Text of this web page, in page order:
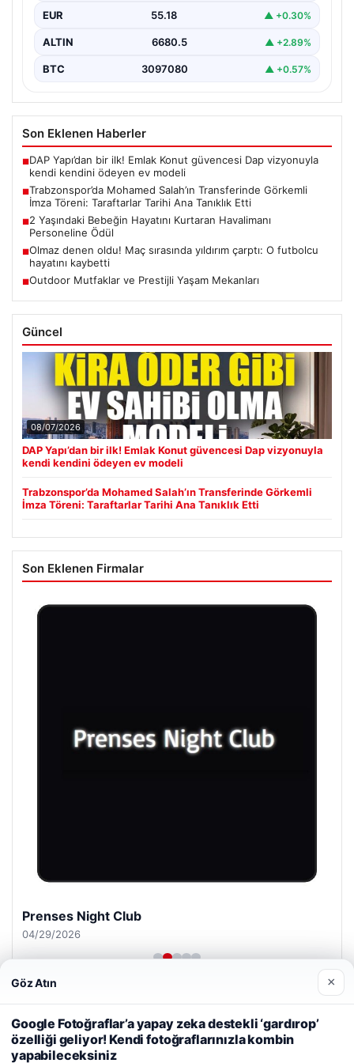
yaşıyor. Yoğun ilgiyle karşılanan…
EUR 55.18 ▲ +0.30%
ALTIN 6680.5 ▲ +2.89%
BTC 3097080 ▲ +0.57%
Son Eklenen Haberler
■DAP Yapı’dan bir ilk! Emlak Konut güvencesi Dap vizyonuyla
kendi kendini ödeyen ev modeli
■Trabzonspor’da Mohamed Salah’ın Transferinde Görkemli
İmza Töreni: Taraftarlar Tarihi Ana Tanıklık Etti
■2 Yaşındaki Bebeğin Hayatını Kurtaran Havalimanı
Personeline Ödül
■Olmaz denen oldu! Maç sırasında yıldırım çarptı: O futbolcu
hayatını kaybetti
■Outdoor Mutfaklar ve Prestijli Yaşam Mekanları
Güncel
08/07/2026
DAP Yapı’dan bir ilk! Emlak Konut güvencesi Dap vizyonuyla
kendi kendini ödeyen ev modeli
Trabzonspor’da Mohamed Salah’ın Transferinde Görkemli
İmza Töreni: Taraftarlar Tarihi Ana Tanıklık Etti
Son Eklenen Firmalar
Prenses Night Club
04/29/2026
© 2026 Mesadecentro – Latest News
deneyiminizi kişiselleştirmek ve geliştirmek amacıyla çerezler
kullanıyoruz.Çerez Politikamız
Reddet Kabul Et
Göz Atın ×
Google Fotoğraflar’a yapay zeka destekli ‘gardırop’
özelliği geliyor! Kendi fotoğraflarınızla kombin
yapabileceksiniz